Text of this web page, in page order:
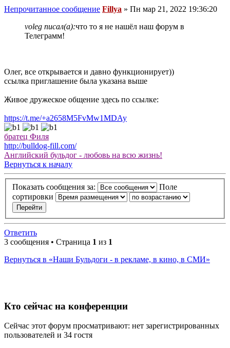
Непрочитанное сообщение Fillya » Пн мар 21, 2022 19:36:20
voleg писал(а):что то я не нашёл наш форум в
Телеграмм!
Олег, все открывается и давно функционирует))
ссылка приглашение была указана выше
Живое дружеское общение здесь по ссылке:
https://t.me/+a2658M5FvMw1MDAy
братец Филя
http://bulldog-fill.com/
Английский бульдог - любовь на всю жизнь!
Вернуться к началу
Показать сообщения за:
Поле
сортировки
Ответить
3 сообщения • Страница 1 из 1
Вернуться в «Наши Бульдоги - в рекламе, в кино, в СМИ»
Кто сейчас на конференции
Сейчас этот форум просматривают: нет зарегистрированных
пользователей и 34 гостя